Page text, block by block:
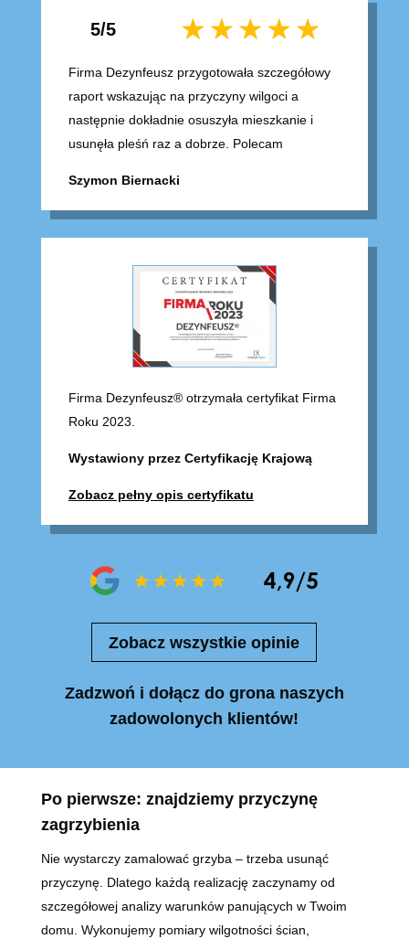
5/5
Firma Dezynfeusz przygotowała szczegółowy
raport wskazując na przyczyny wilgoci a
następnie dokładnie osuszyła mieszkanie i
usunęła pleśń raz a dobrze. Polecam
Szymon Biernacki
Firma Dezynfeusz® otrzymała certyfikat Firma
Roku 2023.
Wystawiony przez Certyfikację Krajową
Zobacz pełny opis certyfikatu
Zobacz wszystkie opinie
Zadzwoń i dołącz do grona naszych
zadowolonych klientów!
Po pierwsze: znajdziemy przyczynę
zagrzybienia
Nie wystarczy zamalować grzyba – trzeba usunąć
przyczynę. Dlatego każdą realizację zaczynamy od
szczegółowej analizy warunków panujących w Twoim
domu. Wykonujemy pomiary wilgotności ścian,